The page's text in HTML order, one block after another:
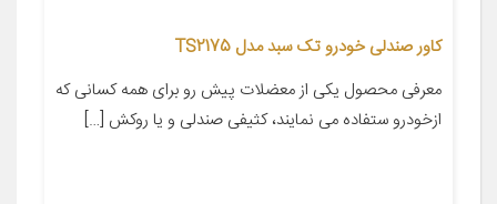
کاور صندلی خودرو تک سبد مدل TS2175
معرفی محصول یکی از معضلات پیش رو برای همه کسانی که
ازخودرو ستفاده می نمایند، کثیفی صندلی و یا روکش […]